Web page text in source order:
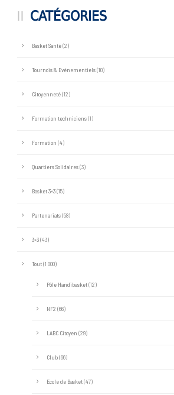
CATÉGORIES
Basket Santé(2)
Tournois & Evénementiels(10)
Citoyenneté(12)
Formation techniciens(1)
Formation (4)
Quartiers Solidaires(3)
Basket 3×3(15)
Partenariats(58)
3×3(43)
Tout(1 000)
Pôle Handibasket(12)
NF2 (66)
LABC Citoyen (29)
Club(66)
Ecole de Basket(47)